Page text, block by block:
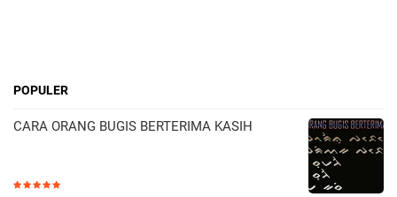
POPULER
CARA ORANG BUGIS BERTERIMA KASIH